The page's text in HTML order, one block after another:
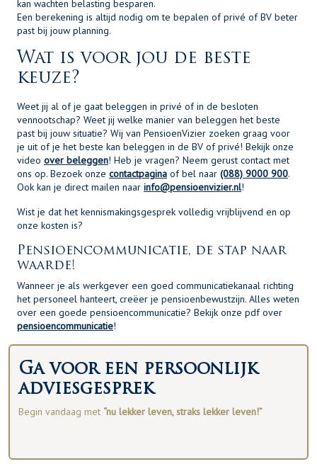
kan wachten belasting besparen.
Een berekening is altijd nodig om te bepalen of privé of BV beter
past bij jouw planning.
Wat is voor jou de beste
keuze?
Weet jij al of je gaat beleggen in privé of in de besloten
vennootschap? Weet jij welke manier van beleggen het beste
past bij jouw situatie? Wij van PensioenVizier zoeken graag voor
je uit of je het beste kan beleggen in de BV of privé! Bekijk onze
video over beleggen! Heb je vragen? Neem gerust contact met
ons op. Bezoek onze contactpagina of bel naar (088) 9000 900.
Ook kan je direct mailen naar info@pensioenvizier.nl!
Wist je dat het kennismakingsgesprek volledig vrijblijvend en op
onze kosten is?
Pensioencommunicatie, de stap naar
waarde!
Wanneer je als werkgever een goed communicatiekanaal richting
het personeel hanteert, creëer je pensioenbewustzijn. Alles weten
over een goede pensioencommunicatie? Bekijk onze pdf over
pensioencommunicatie!
Ga voor een persoonlijk
adviesgesprek
Begin vandaag met “nu lekker leven, straks lekker leven!”